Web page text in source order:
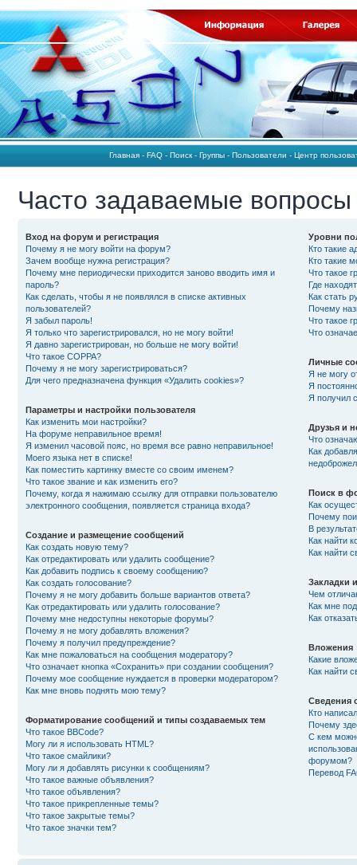
Главная - FAQ - Поиск - Группы - Пользователи - Центр
Часто задаваемые вопросы
Вход на форум и регистрация
Почему я не могу войти на форум?
Зачем вообще нужна регистрация?
Почему мне периодически приходится заново вводить имя и
пароль?
Как сделать, чтобы я не появлялся в списке активных
пользователей?
Я забыл пароль!
Я только что зарегистрировался, но не могу войти!
Я давно зарегистрирован, но больше не могу войти!
Что такое COPPA?
Почему я не могу зарегистрироваться?
Для чего предназначена функция «Удалить cookies»?
Параметры и настройки пользователя
Как изменить мои настройки?
На форуме неправильное время!
Я изменил часовой пояс, но время все равно неправильное!
Моего языка нет в списке!
Как поместить картинку вместе со своим именем?
Что такое звание и как изменить его?
Почему, когда я нажимаю ссылку для отправки пользователю
электронного сообщения, появляется страница входа?
Создание и размещение сообщений
Как создать новую тему?
Как отредактировать или удалить сообщение?
Как добавить подпись к своему сообщению?
Как создать голосование?
Почему я не могу добавить больше вариантов ответа?
Как отредактировать или удалить голосование?
Почему мне недоступны некоторые форумы?
Почему я не могу добавлять вложения?
Почему я получил предупреждение?
Как мне пожаловаться на сообщения модератору?
Что означает кнопка «Сохранить» при создании сообщения?
Почему мое сообщение нуждается в проверки модератором?
Как мне вновь поднять мою тему?
Форматирование сообщений и типы создаваемых тем
Что такое BBCode?
Могу ли я использовать HTML?
Что такое смайлики?
Могу ли я добавлять рисунки к сообщениям?
Что такое важные объявления?
Что такое объявления?
Что такое прикрепленные темы?
Что такое закрытые темы?
Что такое значки тем?
Уровни
Кто такие
Кто такие
Что такое
Где
Как стать
Почему
Что такое
Что
Личные
Я не могу
Я
Я получил
Друзья и
Что
Как
Поиск в
Как
Почему
В
Как найти
Как найти
Закладки
Чем
Как мне
Как
Вложения
Какие
Как найти
Сведения
Кто
Почему
С кем
форумом?
Перевод